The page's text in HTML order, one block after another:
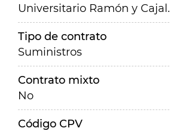
Universitario Ramón y Cajal.
Tipo de contrato
Suministros
Contrato mixto
No
Código CPV